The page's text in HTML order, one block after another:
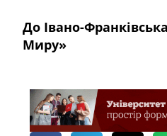
До Івано-
Миру»